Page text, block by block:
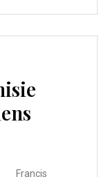
Francis